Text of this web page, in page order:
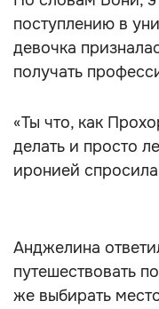
поступлению в
девочка
получать
«Ты что, как
делать и просто
иронией
Анджелина
путешествовать
же выбирать